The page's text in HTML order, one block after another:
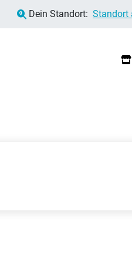
Dein Standort: Standort